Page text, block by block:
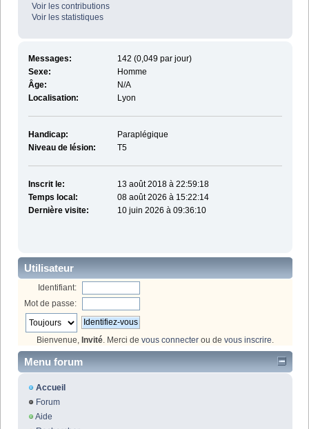
Voir les contributions
Voir les statistiques
Messages:
142 (0,049 par jour)
Sexe:
Homme
Âge:
N/A
Localisation:
Lyon
Handicap:
Paraplégique
Niveau de lésion:
T5
Inscrit le:
13 août 2018 à 22:59:18
Temps local:
08 août 2026 à 15:22:14
Dernière visite:
10 juin 2026 à 09:36:10
Utilisateur
Identifiant:
Mot de passe:
Bienvenue, Invité . Merci de vous connecter ou de vous inscrire
Menu forum
Accueil
Forum
Aide